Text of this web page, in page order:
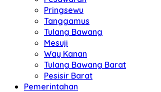
Pringsewu
Tanggamus
Tulang Bawang
Mesuji
Way Kanan
Tulang Bawang Barat
Pesisir Barat
Pemerintahan